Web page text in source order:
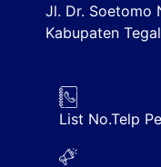
Jl. Dr. Soetomo
Kabupaten
List No.Telp